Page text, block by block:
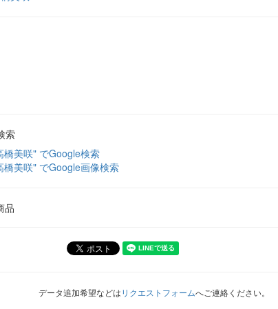
索
橋美咲" でGoogle検索
橋美咲" でGoogle画像検索
品
データ追加希望などはリクエストフォームへご連絡ください。